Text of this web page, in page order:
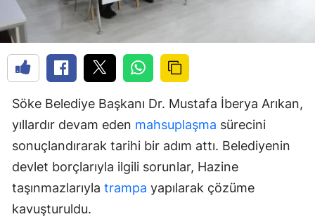
Söke Belediye Başkanı Dr. Mustafa İberya Arıkan,
yıllardır devam eden mahsuplaşma sürecini
sonuçlandırarak tarihi bir adım attı. Belediyenin
devlet borçlarıyla ilgili sorunlar, Hazine
taşınmazlarıyla trampa yapılarak çözüme
kavuşturuldu.